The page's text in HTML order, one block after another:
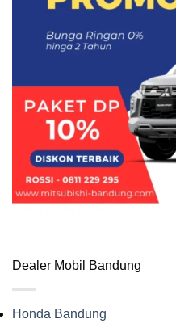
Dealer Mobil Bandung
Honda Bandung